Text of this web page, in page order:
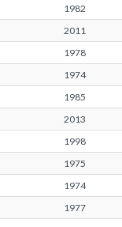
1982
2011
1978
1974
1985
2013
1998
1975
1974
1977